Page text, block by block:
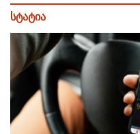
სტატია